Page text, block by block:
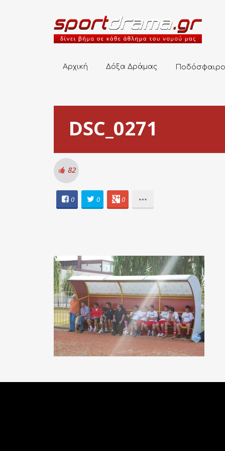
Αρχική Δόξα Δράμας Ποδόσφαιρο
DSC_0271
82
0 0 0